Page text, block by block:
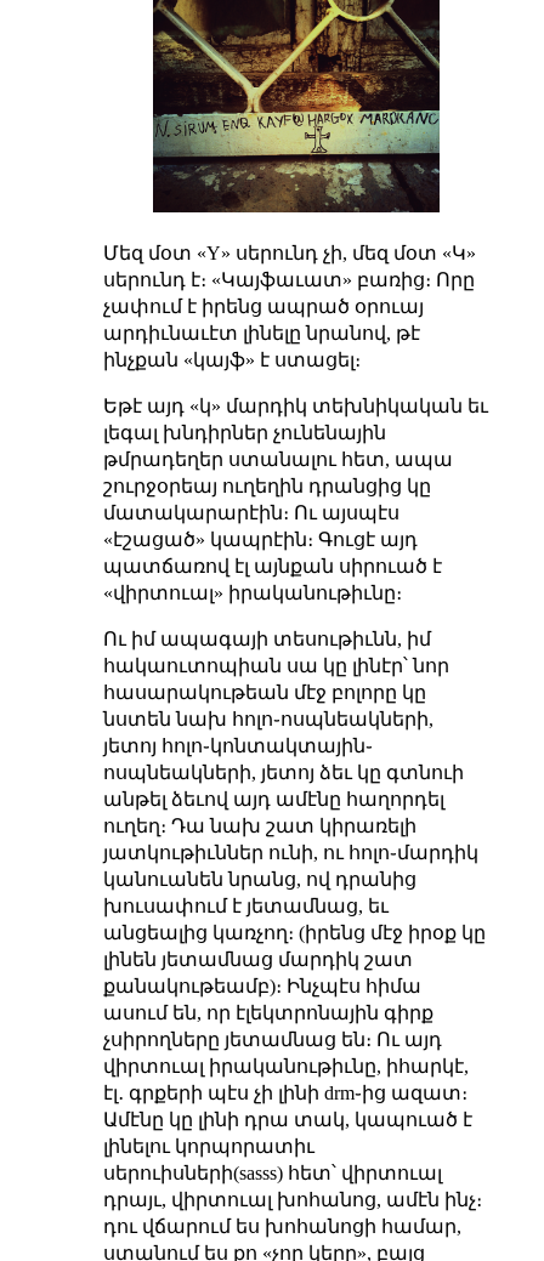
Մեզ մօտ «Y» սերունդ չի, մեզ մօտ «Կ»
սերունդ է։ «Կայֆաւատ» բառից։ Որը
չափում է իրենց ապրած օրուայ
արդիւնաւէտ լինելը նրանով, թէ
ինչքան «կայֆ» է ստացել։
Եթէ այդ «կ» մարդիկ տեխնիկական եւ
լեգալ խնդիրներ չունենային
թմրադեղեր ստանալու հետ, ապա
շուրջօրեայ ուղեղին դրանցից կը
մատակարարէին։ Ու այսպէս
«էշացած» կապրէին։ Գուցէ այդ
պատճառով էլ այնքան սիրուած է
«վիրտուալ» իրականութիւնը։
Ու իմ ապագայի տեսութիւնն, իմ
հակաուտոպիան սա կը լինէր՝ նոր
հասարակութեան մէջ բոլորը կը
նստեն նախ հոլո֊ոսպնեակների,
յետոյ հոլո֊կոնտակտային֊
ոսպնեակների, յետոյ ձեւ կը գտնուի
անթել ձեւով այդ ամէնը հաղորդել
ուղեղ։ Դա նախ շատ կիրառելի
յատկութիւններ ունի, ու հոլո֊մարդիկ
կանուանեն նրանց, ով դրանից
խուսափում է յետամնաց, եւ
անցեալից կառչող։ (իրենց մէջ իրօք կը
լինեն յետամնաց մարդիկ շատ
քանակութեամբ)։ Ինչպէս հիմա
ասում են, որ էլեկտրոնային գիրք
չսիրողները յետամնաց են։ Ու այդ
վիրտուալ իրականութիւնը, իհարկէ,
էլ․ գրքերի պէս չի լինի drm֊ից ազատ։
Ամէնը կը լինի դրա տակ, կապուած է
լինելու կորպորատիւ
սերուիսների(sasss) հետ՝ վիրտուալ
դրայւ, վիրտուալ խոհանոց, ամէն ինչ։
դու վճարում ես խոհանոցի համար,
ստանում ես քո «չոր կերը», բայց